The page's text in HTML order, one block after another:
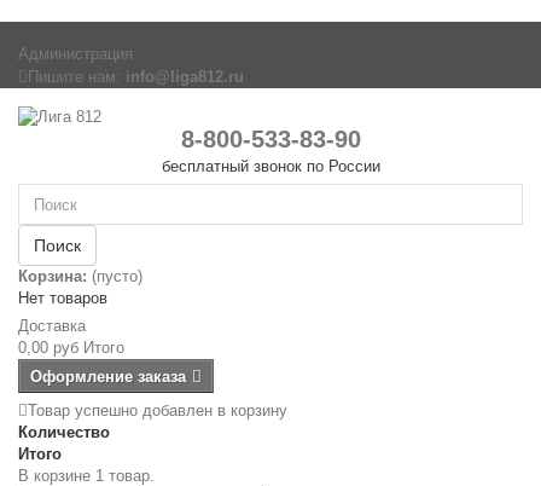
Администрация
Пишите нам: info@liga812.ru
8-800-533-83-90
бесплатный звонок по России
Поиск
Корзина: (пусто)
Нет товаров
Доставка
0,00 руб Итого
Оформление заказа
Товар успешно добавлен в корзину
Количество
Итого
В корзине 1 товар.